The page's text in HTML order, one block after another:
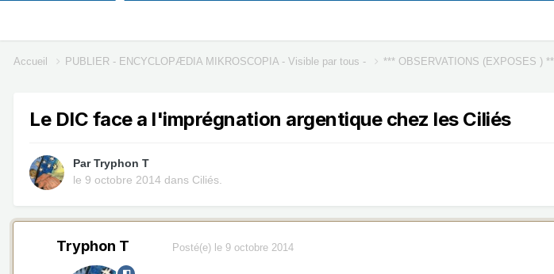
Accueil PUBLIER - ENCYCLOPÆDIA MIKROSCOPIA - Visible par tous - *** OBSERVATIONS (EXPOSES )
Le DIC face a l'imprégnation argentique chez les Ciliés
ParTryphon T
le 9 octobre 2014 dans Ciliés.
Tryphon T Posté(e) le 9 octobre 2014